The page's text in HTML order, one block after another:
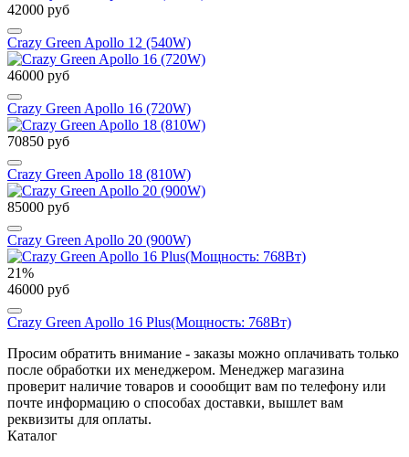
42000 руб
Crazy Green Apollo 12 (540W)
46000 руб
Crazy Green Apollo 16 (720W)
70850 руб
Crazy Green Apollo 18 (810W)
85000 руб
Crazy Green Apollo 20 (900W)
21%
46000 руб
Crazy Green Apollo 16 Plus(Мощность: 768Вт)
Просим обратить внимание - заказы можно оплачивать только
после обработки их менеджером. Менеджер магазина
проверит наличие товаров и соообщит вам по телефону или
почте информацию о способах доставки, вышлет вам
реквизиты для оплаты.
Каталог